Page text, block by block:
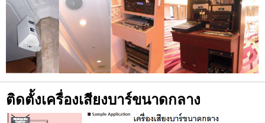
ติดตั้งเครื่องเสียงบาร์ขนาดกลาง